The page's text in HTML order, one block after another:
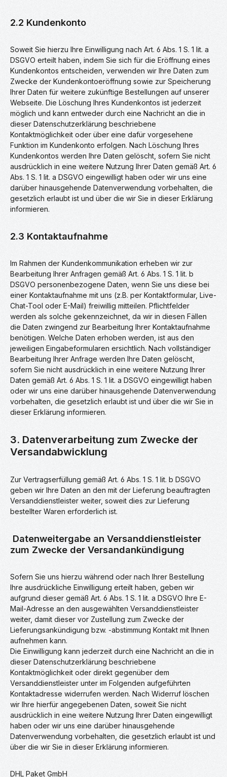
2.2 Kundenkonto
Soweit Sie hierzu Ihre Einwilligung nach Art. 6 Abs. 1 S. 1 lit. a
DSGVO erteilt haben, indem Sie sich für die Eröffnung eines
Kundenkontos entscheiden, verwenden wir Ihre Daten zum
Zwecke der Kundenkontoeröffnung sowie zur Speicherung
Ihrer Daten für weitere zukünftige Bestellungen auf unserer
Webseite. Die Löschung Ihres Kundenkontos ist jederzeit
möglich und kann entweder durch eine Nachricht an die in
dieser Datenschutzerklärung beschriebene
Kontaktmöglichkeit oder über eine dafür vorgesehene
Funktion im Kundenkonto erfolgen. Nach Löschung Ihres
Kundenkontos werden Ihre Daten gelöscht, sofern Sie nicht
ausdrücklich in eine weitere Nutzung Ihrer Daten gemäß Art. 6
Abs. 1 S. 1 lit. a DSGVO eingewilligt haben oder wir uns eine
darüber hinausgehende Datenverwendung vorbehalten, die
gesetzlich erlaubt ist und über die wir Sie in dieser Erklärung
informieren.
2.3 Kontaktaufnahme
Im Rahmen der Kundenkommunikation erheben wir zur
Bearbeitung Ihrer Anfragen gemäß Art. 6 Abs. 1 S. 1 lit. b
DSGVO personenbezogene Daten, wenn Sie uns diese bei
einer Kontaktaufnahme mit uns (z.B. per Kontaktformular, Live-
Chat-Tool oder E-Mail) freiwillig mitteilen. Pflichtfelder
werden als solche gekennzeichnet, da wir in diesen Fällen
die Daten zwingend zur Bearbeitung Ihrer Kontaktaufnahme
benötigen. Welche Daten erhoben werden, ist aus den
jeweiligen Eingabeformularen ersichtlich. Nach vollständiger
Bearbeitung Ihrer Anfrage werden Ihre Daten gelöscht,
sofern Sie nicht ausdrücklich in eine weitere Nutzung Ihrer
Daten gemäß Art. 6 Abs. 1 S. 1 lit. a DSGVO eingewilligt haben
oder wir uns eine darüber hinausgehende Datenverwendung
vorbehalten, die gesetzlich erlaubt ist und über die wir Sie in
dieser Erklärung informieren.
3. Datenverarbeitung zum Zwecke der
Versandabwicklung
Zur Vertragserfüllung gemäß Art. 6 Abs. 1 S. 1 lit. b DSGVO
geben wir Ihre Daten an den mit der Lieferung beauftragten
Versanddienstleister weiter, soweit dies zur Lieferung
bestellter Waren erforderlich ist.
Datenweitergabe an Versanddienstleister
zum Zwecke der Versandankündigung
Sofern Sie uns hierzu während oder nach Ihrer Bestellung
Ihre ausdrückliche Einwilligung erteilt haben, geben wir
aufgrund dieser gemäß Art. 6 Abs. 1 S. 1 lit. a DSGVO Ihre E-
Mail-Adresse an den ausgewählten Versanddienstleister
weiter, damit dieser vor Zustellung zum Zwecke der
Lieferungsankündigung bzw. -abstimmung Kontakt mit Ihnen
aufnehmen kann.
Die Einwilligung kann jederzeit durch eine Nachricht an die in
dieser Datenschutzerklärung beschriebene
Kontaktmöglichkeit oder direkt gegenüber dem
Versanddienstleister unter im Folgenden aufgeführten
Kontaktadresse widerrufen werden. Nach Widerruf löschen
wir Ihre hierfür angegebenen Daten, soweit Sie nicht
ausdrücklich in eine weitere Nutzung Ihrer Daten eingewilligt
haben oder wir uns eine darüber hinausgehende
Datenverwendung vorbehalten, die gesetzlich erlaubt ist und
über die wir Sie in dieser Erklärung informieren.
DHL Paket GmbH